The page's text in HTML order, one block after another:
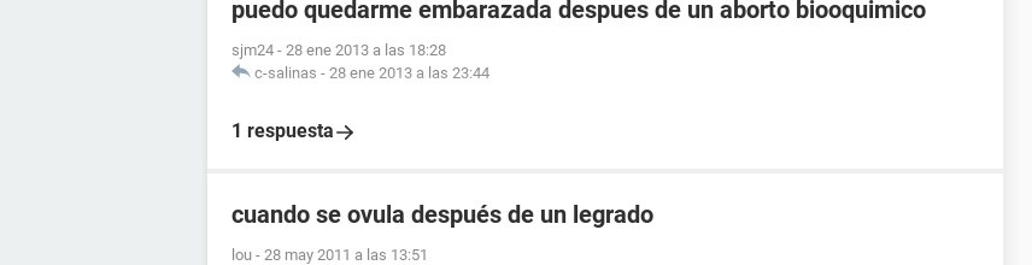
puedo quedarme embarazada despues de un aborto biooquimico
sjm24 - 28 ene 2013 a las 18:28
c-salinas - 28 ene 2013 a las 23:44
1 respuesta
cuando se ovula después de un legrado
lou - 28 may 2011 a las 13:51